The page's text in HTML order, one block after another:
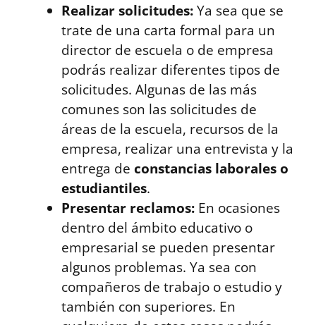
Realizar solicitudes:Ya sea que se
trate de una carta formal para un
director de escuela o de empresa
podrás realizar diferentes tipos de
solicitudes. Algunas de las más
comunes son las solicitudes de
áreas de la escuela, recursos de la
empresa, realizar una entrevista y la
entrega de constancias laborales o
estudiantiles.
Presentar reclamos: En ocasiones
dentro del ámbito educativo o
empresarial se pueden presentar
algunos problemas. Ya sea con
compañeros de trabajo o estudio y
también con superiores. En